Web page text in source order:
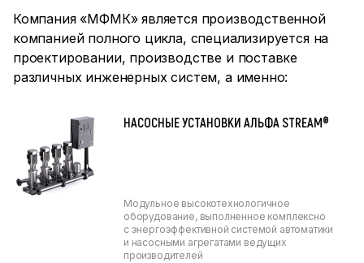
Компания «МФМК» является производственной
компанией полного цикла, специализируется на
проектировании, производстве и поставке
различных инженерных систем, а именно:
НАСОСНЫЕ УСТАНОВКИ АЛЬФА STREAM®
Модульное высокотехнологичное
оборудование, выполненное комплексно
с энергоэффективной системой автоматики
и насосными агрегатами ведущих
производителей